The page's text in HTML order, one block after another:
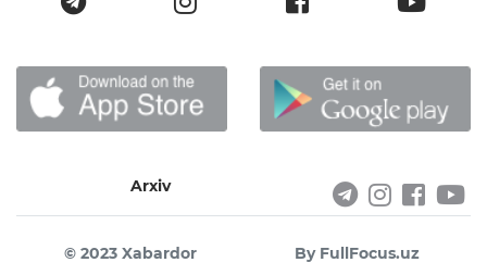
Arxiv
© 2023 Xabardor By FullFocus.uz